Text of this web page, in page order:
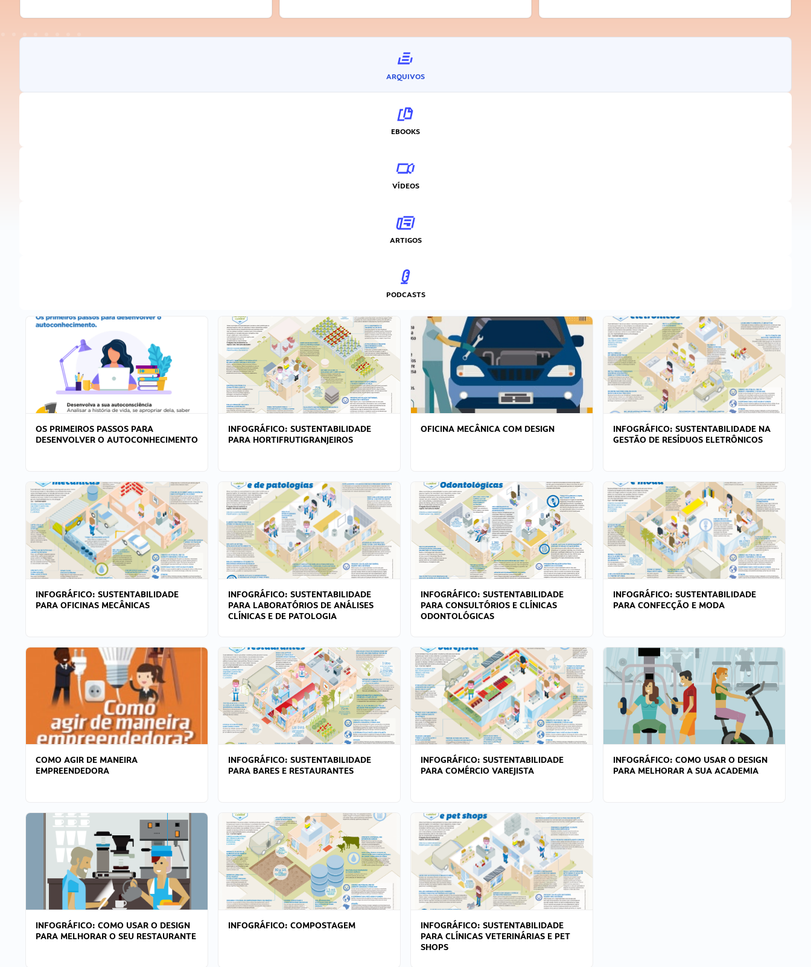
ARQUIVOS
EBOOKS
VÍDEOS
ARTIGOS
PODCASTS
OS PRIMEIROS PASSOS PARA
DESENVOLVER O AUTOCONHECIMENTO
INFOGRÁFICO: SUSTENTABILIDADE
PARA HORTIFRUTIGRANJEIROS
OFICINA MECÂNICA COM DESIGN
INFOGRÁFICO: SUSTENTABILIDADE NA
GESTÃO DE RESÍDUOS ELETRÔNICOS
INFOGRÁFICO: SUSTENTABILIDADE
PARA OFICINAS MECÂNICAS
INFOGRÁFICO: SUSTENTABILIDADE
PARA LABORATÓRIOS DE ANÁLISES
CLÍNICAS E DE PATOLOGIA
INFOGRÁFICO: SUSTENTABILIDADE
PARA CONSULTÓRIOS E CLÍNICAS
ODONTOLÓGICAS
INFOGRÁFICO: SUSTENTABILIDADE
PARA CONFECÇÃO E MODA
COMO AGIR DE MANEIRA
EMPREENDEDORA
INFOGRÁFICO: SUSTENTABILIDADE
PARA BARES E RESTAURANTES
INFOGRÁFICO: SUSTENTABILIDADE
PARA COMÉRCIO VAREJISTA
INFOGRÁFICO: COMO USAR O DESIGN
PARA MELHORAR A SUA ACADEMIA
INFOGRÁFICO: COMO USAR O DESIGN
PARA MELHORAR O SEU RESTAURANTE
INFOGRÁFICO: COMPOSTAGEM
INFOGRÁFICO: SUSTENTABILIDADE
PARA CLÍNICAS VETERINÁRIAS E PET
SHOPS